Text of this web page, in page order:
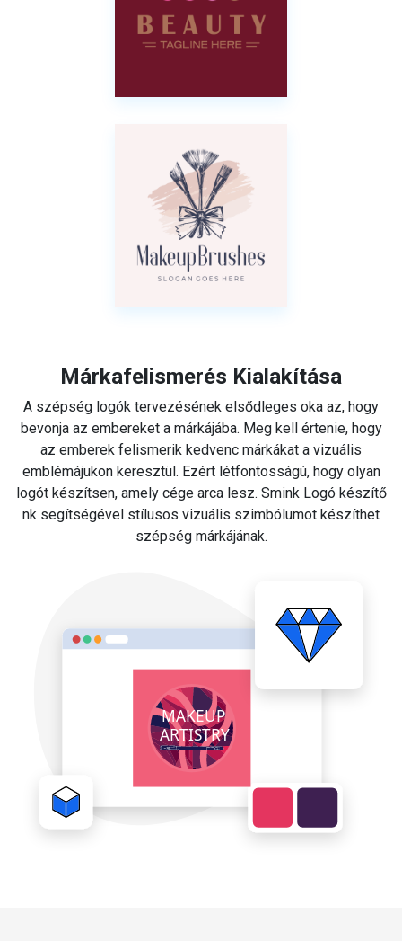
Márkafelismerés Kialakítása
A szépség logók tervezésének elsődleges oka az, hogy
bevonja az embereket a márkájába. Meg kell értenie, hogy
az emberek felismerik kedvenc márkákat a vizuális
emblémájukon keresztül. Ezért létfontosságú, hogy olyan
logót készítsen, amely cége arca lesz. Smink Logó készítő
nk segítségével stílusos vizuális szimbólumot készíthet
szépség márkájának.